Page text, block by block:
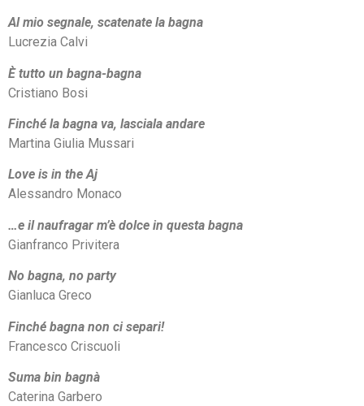
Al mio segnale, scatenate la bagna
Lucrezia Calvi
È tutto un bagna-bagna
Cristiano Bosi
Finché la bagna va, lasciala andare
Martina Giulia Mussari
Love is in the Aj
Alessandro Monaco
…e il naufragar m’è dolce in questa bagna
Gianfranco Privitera
No bagna, no party
Gianluca Greco
Finché bagna non ci separi!
Francesco Criscuoli
Suma bin bagnà
Caterina Garbero